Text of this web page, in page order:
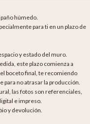
húmedo.
para ti en un plazo de
y estado del muro.
este plazo comienza a
boceto final, te recomiendo
no atrasar la producción.
las fotos son referenciales,
e impreso.
y devolución.